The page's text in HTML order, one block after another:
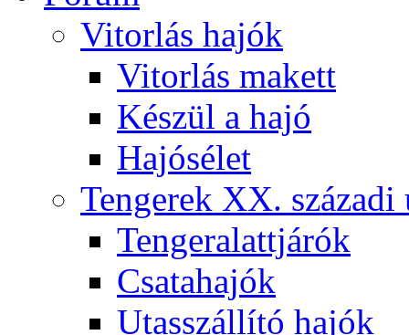
Vitorlás hajók
Vitorlás makett
Készül a hajó
Hajósélet
Tengerek XX. századi
Tengeralattjárók
Csatahajók
Utasszállító hajók